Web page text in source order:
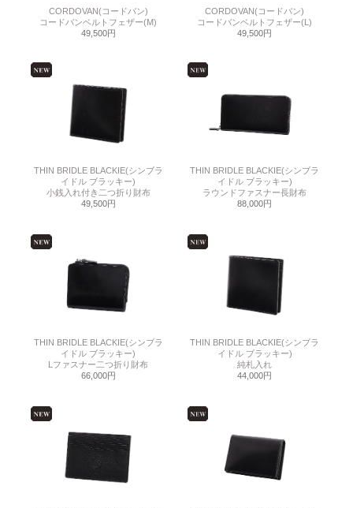
CORDOVAN(コードバン)
コードバンベルトフェザー(M)
49,500円
CORDOVAN(コードバン)
コードバンベルトフェザー(L)
49,500円
THIN BRIDLE BLACKIE(シンブラ
イドル ブラッキー)
小銭入れ付き二つ折り財布
49,500円
THIN BRIDLE BLACKIE(シンブラ
イドル ブラッキー)
ラウンドファスナー長財布
88,000円
THIN BRIDLE BLACKIE(シンブラ
イドル ブラッキー)
Lファスナー二つ折り財布
66,000円
THIN BRIDLE BLACKIE(シンブラ
イドル ブラッキー)
純札入れ
44,000円